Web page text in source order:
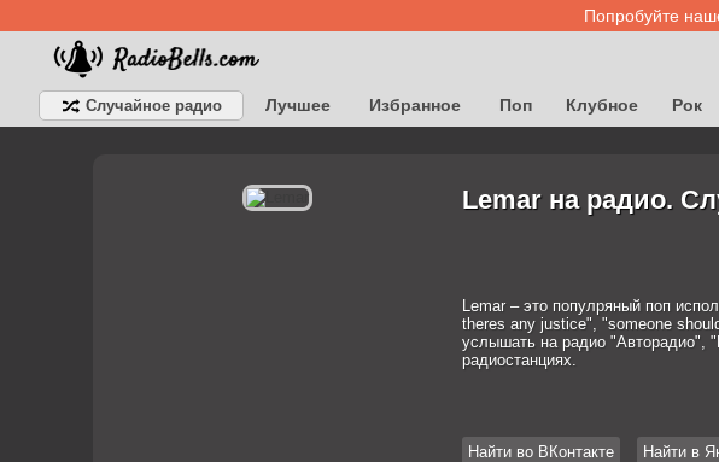
Попробуйте
Случайное радио Лучшее Избранное Поп Клубное Рок
Lemar на радио.
Lemar – это популряный поп
theres any justice", "someone
услышать на радио "Авторадио",
радиостанциях.
Найти во ВКонтакте Найти в